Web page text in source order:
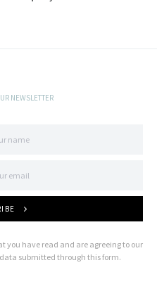
NEWSLETTER
you have read and are agreeing to our
submitted through this form.